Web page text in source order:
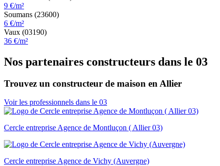
9 €/m²
Soumans (23600)
6 €/m²
Vaux (03190)
36 €/m²
Nos partenaires constructeurs dans le 03
Trouvez un constructeur de maison en Allier
Voir les professionnels dans le 03
Cercle entreprise Agence de Montluçon ( Allier 03)
Cercle entreprise Agence de Vichy (Auvergne)